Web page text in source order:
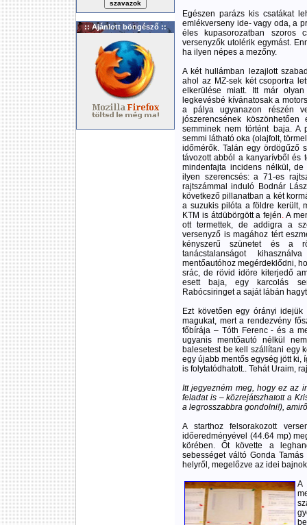
:: Ajánlott böngésző ::
Egészen parázs kis csatákat
emlékverseny ide- vagy oda, a
éles kupasorozatban szoros
versenyzők utolérik egymást.
ha ilyen népes a mezőny.
A két hullámban lezajlott
ahol az MZ-sek két csoportra
elkerülése miatt. Itt már
legkevésbé kívánatosak a
a pálya ugyanazon részén
jószerencsének
semminek nem történt baja. A
semmi látható oka (olajfolt,
időmérők. Talán egy ördögűző
távozott abból a kanyarívből és
mindenfajta incidens nélkül,
ilyen szerencsés: a 71-es
rajtszámmal induló Bodnár
következő pillanatban a két
a suzukis pilóta a földre került,
KTM is átdübörgött a fején. A
ott termettek, de addigra a
versenyző is magához tért
kényszerű szünetet és a
tanácstalanságot
mentőautóhoz megérdeklődni,
srác, de rövid idöre kiterjedő
esett baja, egy karcolás
Rabócsiringet a saját lábán
Ezt követően egy órányi
magukat, mert a rendezvény
főbírája – Tóth Ferenc - és a
ugyanis mentőautó nélkül
balesetest be kell szállítani egy
egy újabb mentős egység jött ki,
is folytatódhatott.. Tehát Uraim,
Itt jegyezném meg, hogy ez az
feladat is – közrejátszhatott a
a legrosszabbra gondolni!),
A starthoz felsorakozott
időeredményével (44.64 mp)
körében. Őt követte a
sebességet váltó Gonda
helyről, megelőzve az idei
A